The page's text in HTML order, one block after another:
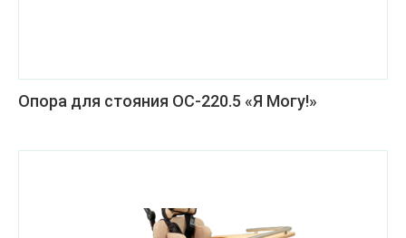
Опора для стояния ОС-220.5 «Я Могу!»